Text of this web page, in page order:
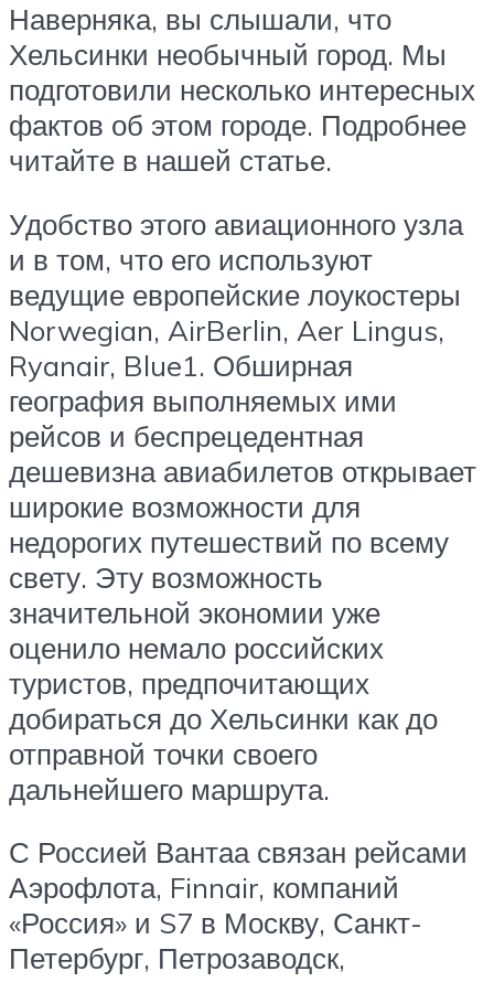
Наверняка, вы слышали, что
Хельсинки необычный город. Мы
подготовили несколько интересных
фактов об этом городе. Подробнее
читайте в нашей статье.
Удобство этого авиационного узла
и в том, что его используют
ведущие европейские лоукостеры
Norwegian, AirBerlin, Aer Lingus,
Ryanair, Blue1. Обширная
география выполняемых ими
рейсов и беспрецедентная
дешевизна авиабилетов открывает
широкие возможности для
недорогих путешествий по всему
свету. Эту возможность
значительной экономии уже
оценило немало российских
туристов, предпочитающих
добираться до Хельсинки как до
отправной точки своего
дальнейшего маршрута.
С Россией Вантаа связан рейсами
Аэрофлота, Finnair, компаний
«Россия» и S7 в Москву, Санкт-
Петербург, Петрозаводск,